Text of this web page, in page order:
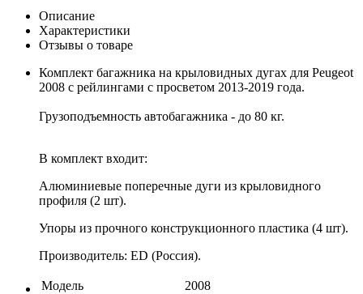
Описание
Характеристики
Отзывы о товаре
Комплект багажника на крыловидных дугах для Peugeot
2008 с рейлингами с просветом 2013-2019 года.
Грузоподъемность автобагажника - до 80 кг.
В комплект входит:
Алюминиевые поперечные дуги из крыловидного
профиля (2 шт).
Упоры из прочного конструкционного пластика (4 шт).
Производитель: ED (Россия).
Модель
2008